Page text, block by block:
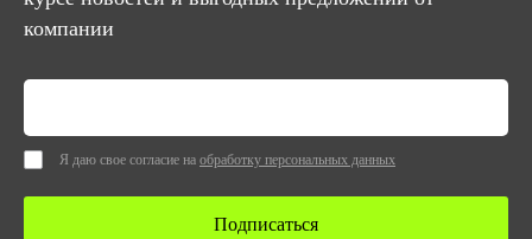
компании
Я даю свое согласие на обработку персональных данных
Подписаться